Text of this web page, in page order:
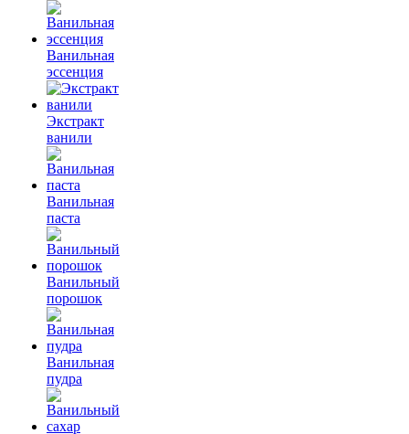
Ванильная
эссенция
Экстракт
ванили
Ванильная
паста
Ванильный
порошок
Ванильная
пудра